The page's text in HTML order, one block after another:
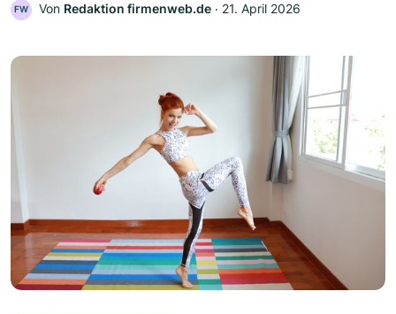
FW Von Redaktion firmenweb.de ‧ 21. April 2026